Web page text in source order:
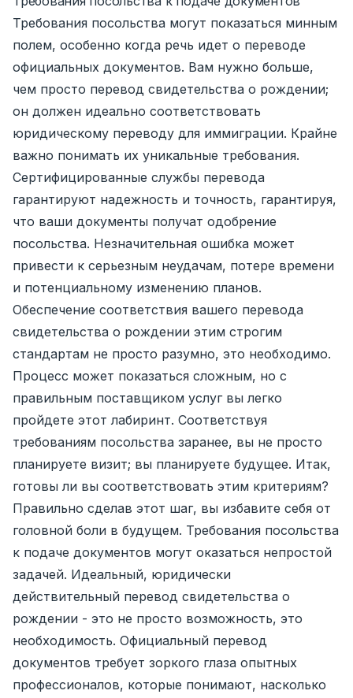
Требования посольства могут показаться минным
полем, особенно когда речь идет о переводе
официальных документов. Вам нужно больше,
чем просто перевод свидетельства о рождении;
он должен идеально соответствовать
юридическому переводу для иммиграции. Крайне
важно понимать их уникальные требования.
Сертифицированные службы перевода
гарантируют надежность и точность, гарантируя,
что ваши документы получат одобрение
посольства. Незначительная ошибка может
привести к серьезным неудачам, потере времени
и потенциальному изменению планов.
Обеспечение соответствия вашего перевода
свидетельства о рождении этим строгим
стандартам не просто разумно, это необходимо.
Процесс может показаться сложным, но с
правильным поставщиком услуг вы легко
пройдете этот лабиринт. Соответствуя
требованиям посольства заранее, вы не просто
планируете визит; вы планируете будущее. Итак,
готовы ли вы соответствовать этим критериям?
Правильно сделав этот шаг, вы избавите себя от
головной боли в будущем. Требования посольства
к подаче документов могут оказаться непростой
задачей. Идеальный, юридически
действительный перевод свидетельства о
рождении - это не просто возможность, это
необходимость. Официальный перевод
документов требует зоркого глаза опытных
профессионалов, которые понимают, насколько